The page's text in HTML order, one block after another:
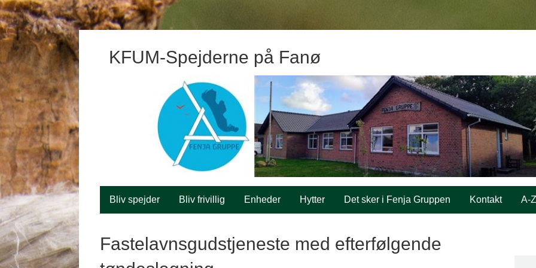
KFUM-Spejderne på Fanø
Bliv spejder Bliv frivillig Enheder Hytter Det sker i Fenja Gruppen Kontakt A-Z
Fastelavnsgudstjeneste med efterfølgende